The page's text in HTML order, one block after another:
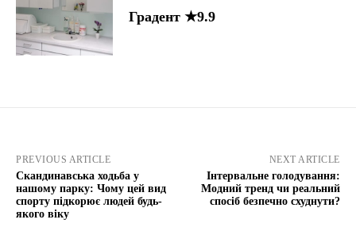
Градент ★9.9
PREVIOUS ARTICLE
Скандинавська ходьба у
нашому парку: Чому цей вид
спорту підкорює людей будь-
якого віку
NEXT ARTICLE
Інтервальне голодування:
Модний тренд чи реальний
спосіб безпечно схуднути?